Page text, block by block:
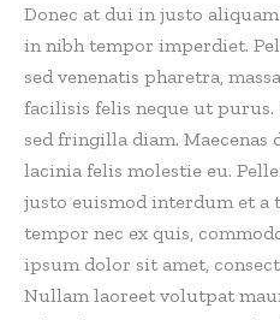
Donec at dui in justo
in nibh tempor imperdiet.
sed venenatis pharetra,
facilisis felis neque ut purus.
sed fringilla diam. Maecenas
lacinia felis molestie eu.
justo euismod interdum et a
tempor nec ex quis,
ipsum dolor sit amet,
Nullam laoreet volutpat